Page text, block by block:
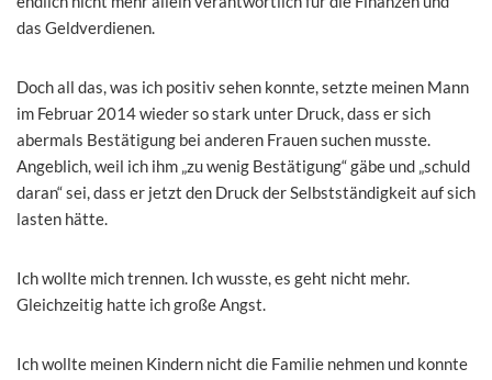
das Geldverdienen.
Doch all das, was ich positiv sehen konnte, setzte meinen Mann
im Februar 2014 wieder so stark unter Druck, dass er sich
abermals Bestätigung bei anderen Frauen suchen musste.
Angeblich, weil ich ihm „zu wenig Bestätigung“ gäbe und „schuld
daran“ sei, dass er jetzt den Druck der Selbstständigkeit auf sich
lasten hätte.
Ich wollte mich trennen. Ich wusste, es geht nicht mehr.
Gleichzeitig hatte ich große Angst.
Ich wollte meinen Kindern nicht die Familie nehmen und konnte